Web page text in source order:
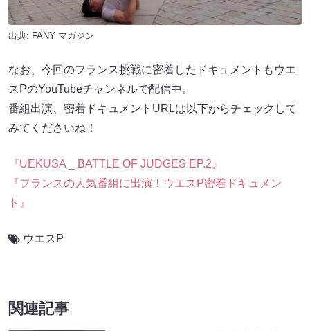
出典: FANY マガジン
なお、今回のフランス挑戦に密着したドキュメントもウエ
スPのYouTubeチャンネルで配信中。
番組出演、密着ドキュメントURLは以下からチェックして
みてくださいね！
『UEKUSA _ BATTLE OF JUDGES EP.2』
『フランスの人気番組に出演！ウエスP密着ドキュメン
ト』
ウエスP
関連記事